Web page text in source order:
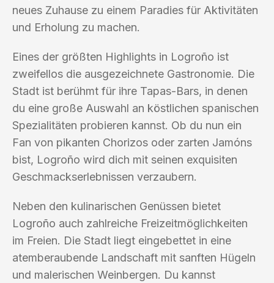
neues Zuhause zu einem Paradies für Aktivitäten
und Erholung zu machen.
Eines der größten Highlights in Logroño ist
zweifellos die ausgezeichnete Gastronomie. Die
Stadt ist berühmt für ihre Tapas-Bars, in denen
du eine große Auswahl an köstlichen spanischen
Spezialitäten probieren kannst. Ob du nun ein
Fan von pikanten Chorizos oder zarten Jamóns
bist, Logroño wird dich mit seinen exquisiten
Geschmackserlebnissen verzaubern.
Neben den kulinarischen Genüssen bietet
Logroño auch zahlreiche Freizeitmöglichkeiten
im Freien. Die Stadt liegt eingebettet in eine
atemberaubende Landschaft mit sanften Hügeln
und malerischen Weinbergen. Du kannst